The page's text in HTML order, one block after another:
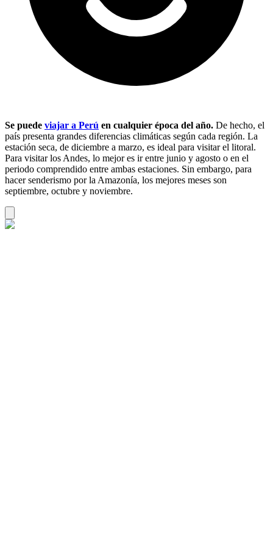
Se puede viajar a Perú en cualquier época del año. De hecho, el
país presenta grandes diferencias climáticas según cada región. La
estación seca, de diciembre a marzo, es ideal para visitar el litoral.
Para visitar los Andes, lo mejor es ir entre junio y agosto o en el
periodo comprendido entre ambas estaciones. Sin embargo, para
hacer senderismo por la Amazonía, los mejores meses son
septiembre, octubre y noviembre.